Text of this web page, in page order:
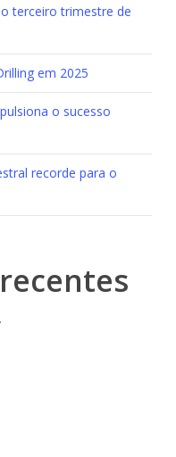
terceiro trimestre de
em 2025
o sucesso
recorde para o